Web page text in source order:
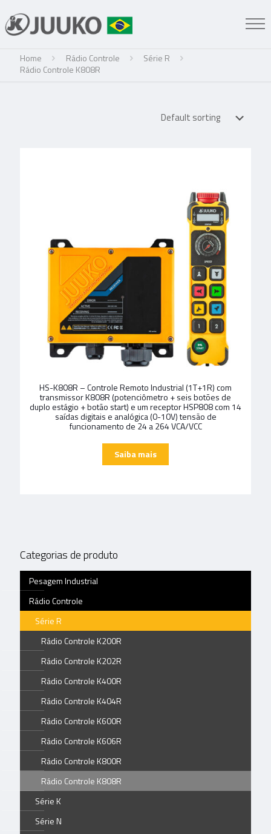
Home Rádio Controle
Série R
Rádio Controle K808R
HS-K808R – Controle Remoto Industrial (1T+1R) com
transmissor K808R (potenciômetro + seis botões de
duplo estágio + botão start) e um receptor HSP808 com 14
saídas digitais e analógica (0-10V) tensão de
funcionamento de 24 a 264 VCA/VCC
Categorias de produto
Pesagem Industrial
Rádio Controle
Série R
Rádio Controle K200R
Rádio Controle K202R
Rádio Controle K400R
Rádio Controle K404R
Rádio Controle K600R
Rádio Controle K606R
Rádio Controle K800R
Rádio Controle K808R
Série K
Série N